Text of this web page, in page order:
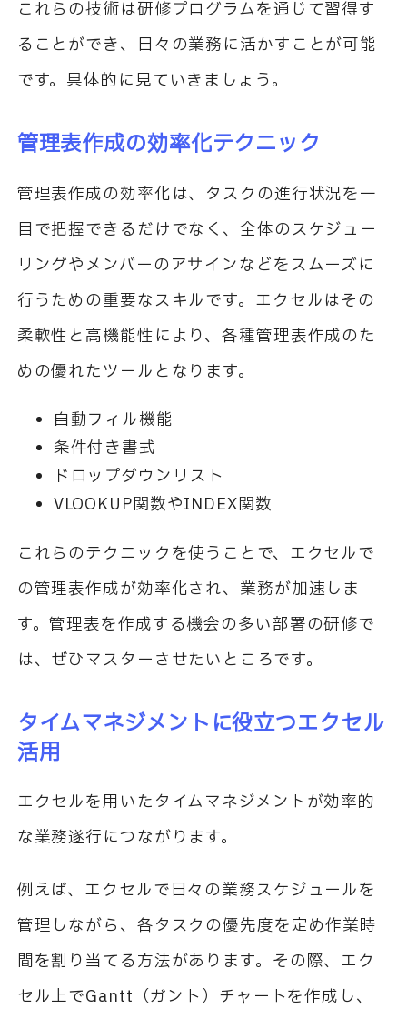
これらの技術は研修プログラムを通じて習得す
ることができ、日々の業務に活かすことが可能
です。具体的に見ていきましょう。
管理表作成の効率化テクニック
管理表作成の効率化は、タスクの進行状況を一
目で把握できるだけでなく、全体のスケジュー
リングやメンバーのアサインなどをスムーズに
行うための重要なスキルです。エクセルはその
柔軟性と高機能性により、各種管理表作成のた
めの優れたツールとなります。
自動フィル機能
条件付き書式
ドロップダウンリスト
VLOOKUP関数やINDEX関数
これらのテクニックを使うことで、エクセルで
の管理表作成が効率化され、業務が加速しま
す。管理表を作成する機会の多い部署の研修で
は、ぜひマスターさせたいところです。
タイムマネジメントに役立つエクセル
活用
エクセルを用いたタイムマネジメントが効率的
な業務遂行につながります。
例えば、エクセルで日々の業務スケジュールを
管理しながら、各タスクの優先度を定め作業時
間を割り当てる方法があります。その際、エク
セル上でGantt（ガント）チャートを作成し、